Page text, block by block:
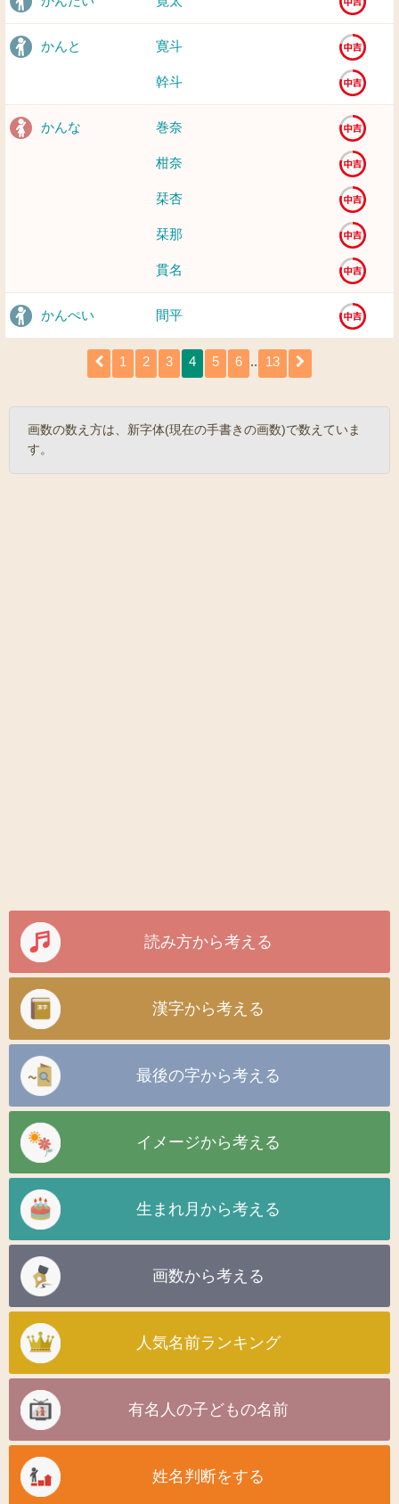
かんと 寛斗
幹斗
かんな 巻奈
柑奈
栞杏
栞那
貫名
かんぺい 間平
1 2 3 4 5 6 .. 13
画数の数え方は、新字体(現在の手書きの画数)で数えていま
す。
読み方から考える
漢字から考える
最後の字から考える
イメージから考える
生まれ月から考える
画数から考える
人気名前ランキング
有名人の子どもの名前
姓名判断をする